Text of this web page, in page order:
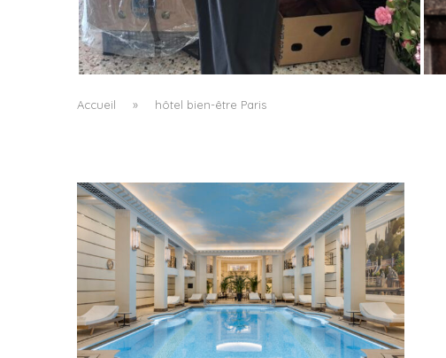
LE BAULETTO DE MM6 MAISON MARGIELA, OU
LA GÉOMÉTRIE COMME SEUL ORNEMENT
by Pascal Iakovou
Accueil » hôtel bien-être Paris